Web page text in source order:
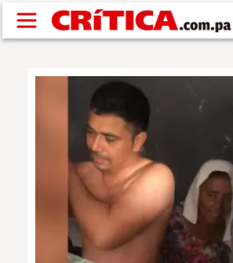
Pasar al contenido principal
NACIONAL